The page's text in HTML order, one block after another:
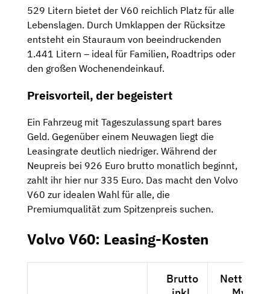
529 Litern bietet der V60 reichlich Platz für alle
Lebenslagen. Durch Umklappen der Rücksitze
entsteht ein Stauraum von beeindruckenden
1.441 Litern – ideal für Familien, Roadtrips oder
den großen Wochenendeinkauf.
Preisvorteil, der begeistert
Ein Fahrzeug mit Tageszulassung spart bares
Geld. Gegenüber einem Neuwagen liegt die
Leasingrate deutlich niedriger. Während der
Neupreis bei 926 Euro brutto monatlich beginnt,
zahlt ihr hier nur 335 Euro. Das macht den Volvo
V60 zur idealen Wahl für alle, die
Premiumqualität zum Spitzenpreis suchen.
Volvo V60: Leasing-Kosten
Brutto
Netto